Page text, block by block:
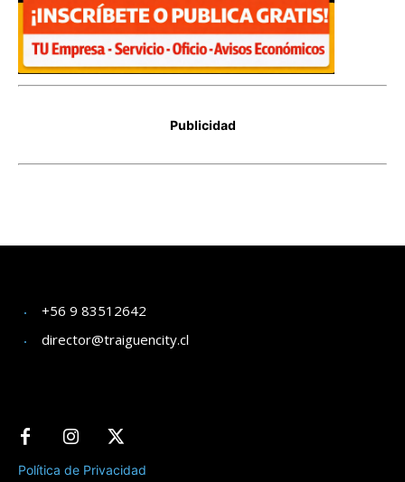
+56 9 83512642
director@traiguencity.cl
Política de Privacidad